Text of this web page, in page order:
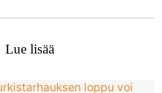
Lue lisää